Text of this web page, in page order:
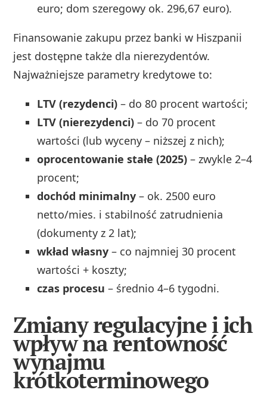
euro; dom szeregowy ok. 296,67 euro).
Finansowanie zakupu przez banki w Hiszpanii
jest dostępne także dla nierezydentów.
Najważniejsze parametry kredytowe to:
LTV (rezydenci) – do 80 procent wartości;
LTV (nierezydenci) – do 70 procent
wartości (lub wyceny – niższej z nich);
oprocentowanie stałe (2025) – zwykle 2–4
procent;
dochód minimalny – ok. 2500 euro
netto/mies. i stabilność zatrudnienia
(dokumenty z 2 lat);
wkład własny – co najmniej 30 procent
wartości + koszty;
czas procesu – średnio 4–6 tygodni.
Zmiany regulacyjne i ich
wpływ na rentowność
wynajmu
krótkoterminowego